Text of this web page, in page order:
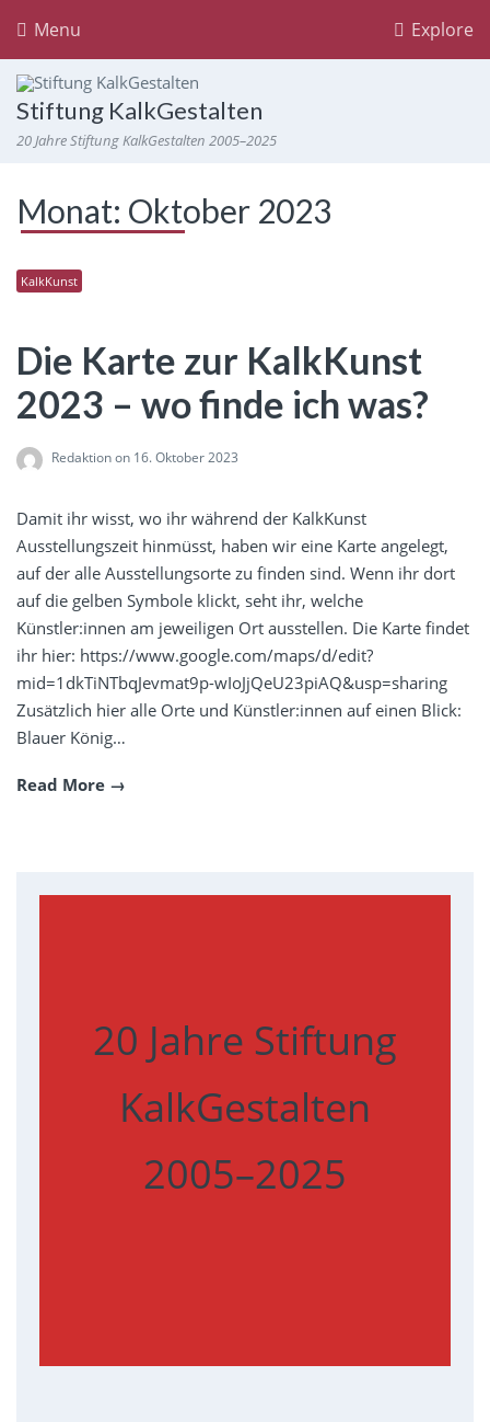
Explore
Menu
Stiftung KalkGestalten
20 Jahre Stiftung KalkGestalten 2005–2025
Monat: Oktober 2023
KalkKunst
Die Karte zur KalkKunst
2023 – wo finde ich was?
Redaktionon 16. Oktober 2023
Damit ihr wisst, wo ihr während der KalkKunst
Ausstellungszeit hinmüsst, haben wir eine Karte angelegt,
auf der alle Ausstellungsorte zu finden sind. Wenn ihr dort
auf die gelben Symbole klickt, seht ihr, welche
Künstler:innen am jeweiligen Ort ausstellen. Die Karte findet
ihr hier: https://www.google.com/maps/d/edit?
mid=1dkTiNTbqJevmat9p-wIoJjQeU23piAQ&usp=sharing
Zusätzlich hier alle Orte und Künstler:innen auf einen Blick:
Blauer König…
Read More
20 Jahre Stiftung
KalkGestalten
2005–2025